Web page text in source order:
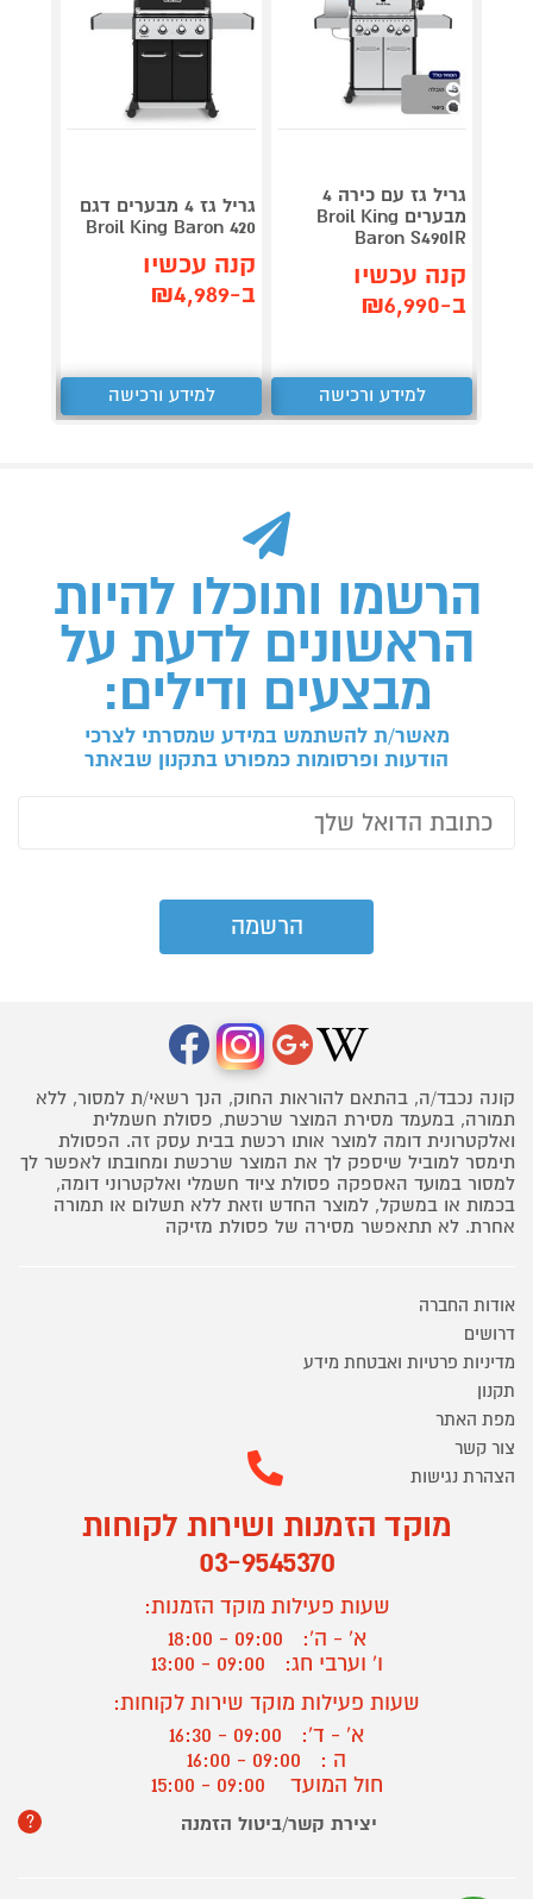
גריל גז עם כירה 4
מבערים Broil King
Baron S490IR
קנה עכשיו
ב-₪6,990
למידע ורכישה
גריל גז 4 מבערים דגם
Broil King Baron 420
קנה עכשיו
ב-₪4,989
למידע ורכישה
הרשמו ותוכלו להיות
הראשונים לדעת על
מבצעים ודילים:
מאשר/ת להשתמש במידע שמסרתי לצרכי
הודעות ופרסומות כמפורט בתקנון שבאתר
קונה נכבד/ה, בהתאם להוראות החוק, הנך רשאי/ת למסור, ללא
תמורה, במעמד מסירת המוצר שרכשת, פסולת חשמלית
ואלקטרונית דומה למוצר אותו רכשת בבית עסק זה. הפסולת
תימסר למוביל שיספק לך את המוצר שרכשת ומחובתו לאפשר לך
למסור במועד האספקה פסולת ציוד חשמלי ואלקטרוני דומה,
בכמות או במשקל, למוצר החדש וזאת ללא תשלום או תמורה
אחרת. לא תתאפשר מסירה של פסולת מזיקה
אודות החברה
דרושים
מדיניות פרטיות ואבטחת מידע
תקנון
מפת האתר
צור קשר
הצהרת נגישות
מוקד הזמנות ושירות לקוחות
03-9545370
שעות פעילות מוקד הזמנות:
א' - ה':
09:00 - 18:00
ו' וערבי חג:
09:00 - 13:00
שעות פעילות מוקד שירות לקוחות:
א' - ד':
09:00 - 16:30
ה :
09:00 - 16:00
חול המועד
? יצירת קשר/ביטול הזמנה